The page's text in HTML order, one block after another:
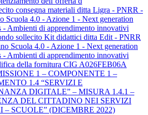
consegna materiali ditta Ligra - PNRR -
Scuola 4.0 - Azione 1 - Next generation
- Ambienti di apprendimento innovativi
sollecito Kit didattici ditta Edit - PNRR
Scuola 4.0 - Azione 1 - Next generation
- Ambienti di apprendimento innovativi
della fornitura CIG A026FEB06A
1 – COMPONENTE 1 –
1.4 “SERVIZI E
DIGITALE” – MISURA 1.4.1 –
DEL CITTADINO NEI SERVIZI
– SCUOLE” (DICEMBRE 2022)